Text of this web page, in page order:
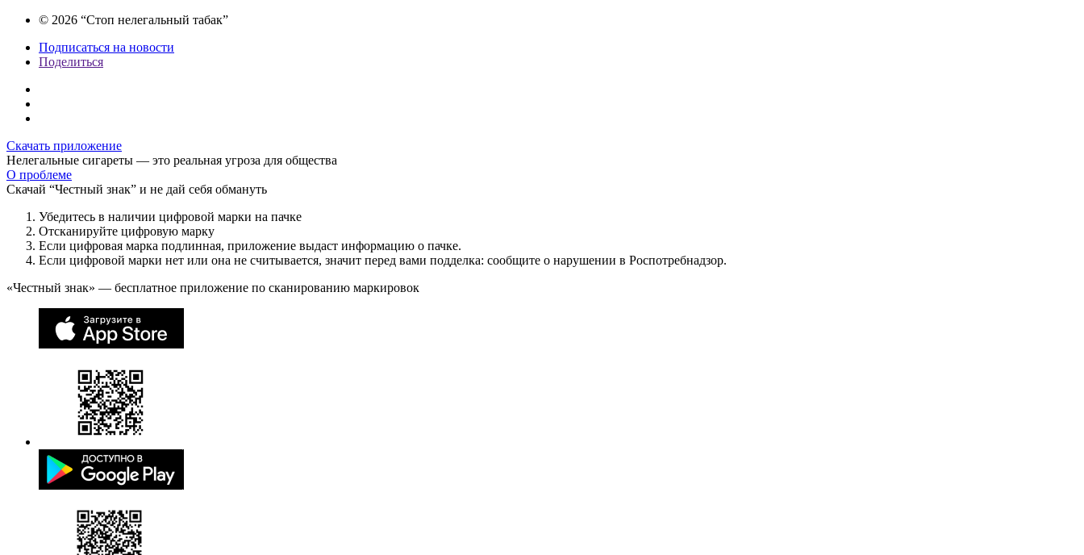
© 2026 “Стоп нелегальный табак”
Подписаться на новости
Поделиться
Скачать приложение
Нелегальные сигареты — это реальная угроза для общества
О проблеме
Скачай “Честный знак” и не дай себя обмануть
Убедитесь в наличии цифровой марки на пачке
Отсканируйте цифровую марку
Если цифровая марка подлинная, приложение выдаст информацию о пачке.
Если цифровой марки нет или она не считывается, значит перед вами подделка: сообщите о нарушении в Роспотребнадзор.
«Честный знак» — бесплатное приложение по сканированию маркировок